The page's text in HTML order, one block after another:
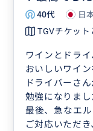
40代
日
TGVチケット
ワインとドラ
おいしいワイン
ドライバーさ
勉強になりまし
最後、急なエ
ご対応いただ